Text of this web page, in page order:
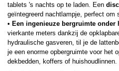
tablets 's nachts op te laden. Een
geïntegreerd nachtlampje, perfect om
• Een ingenieuze bergruimte onder
vierkante meters dankzij de
hydraulische gasveren, til je de
je een enorme opbergruimte voor het
dekbedden, koffers of huishoudlinnen.